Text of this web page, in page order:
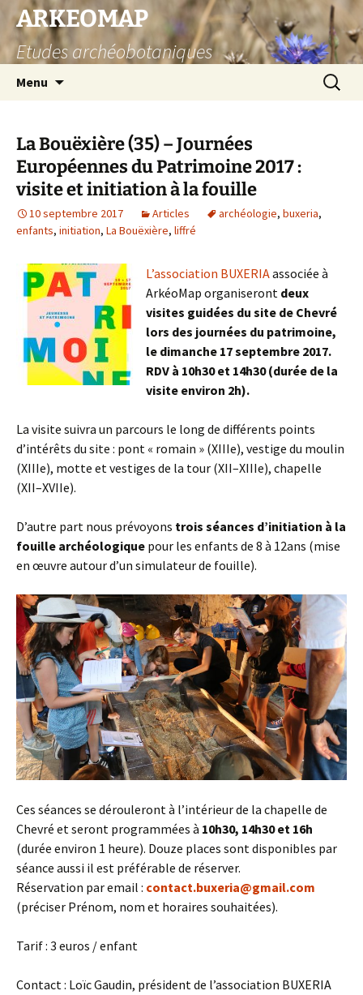
Aller
contenu
ARKEOMAP
Etudes archéobotaniques
Menu
La Bouëxière (35) – Journées
Européennes du Patrimoine 2017 :
visite et initiation à la fouille
10 septembre 2017 Articles archéologie, buxeria,
enfants, initiation, La Bouëxière, liffré
L’association BUXERIAassociée à
ArkéoMap organiseront deux
visites guidées du site de Chevré
lors des journées du patrimoine,
le dimanche 17 septembre 2017.
RDV à 10h30 et 14h30 (durée de la
visite environ 2h).
La visite suivra un parcours le long de différents points
d’intérêts du site : pont « romain » (XIIIe), vestige du moulin
(XIIIe), motte et vestiges de la tour (XII–XIIIe), chapelle
(XII–XVIIe).
D’autre part nous prévoyons trois séances d’initiation à la
fouille archéologique pour les enfants de 8 à 12ans (mise
en œuvre autour d’un simulateur de fouille).
Ces séances se dérouleront à l’intérieur de la chapelle de
Chevré et seront programmées à 10h30, 14h30 et 16h
(durée environ 1 heure). Douze places sont disponibles par
séance aussi il est préférable de réserver.
Réservation par email : contact.buxeria@gmail.com
(préciser Prénom, nom et horaires souhaitées).
Tarif : 3 euros / enfant
Contact : Loïc Gaudin, président de l’association BUXERIA